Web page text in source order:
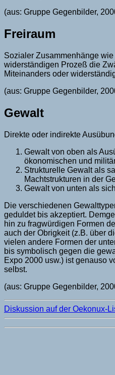
(aus: Gruppe Gegenbilder,
Freiraum
Sozialer Zusammenhänge
widerständigen Prozeß die
Miteinanders oder
(aus: Gruppe Gegenbilder,
Gewalt
Direkte oder indirekte
Gewalt von oben als
ökonomischen und
Strukturelle Gewalt als
Machtstrukturen in der
Gewalt von unten als
Die verschiedenen
geduldet bis akzeptiert.
hin zu fragwürdigen Formen
auch der Obrigkeit (z.B. über
vielen andere Formen der
bis symbolisch gegen die
Expo 2000 usw.) ist genauso
selbst.
(aus: Gruppe Gegenbilder,
Diskussion auf der Oekonux-